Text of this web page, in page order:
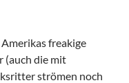
freakige
(auch die mit
strömen noch